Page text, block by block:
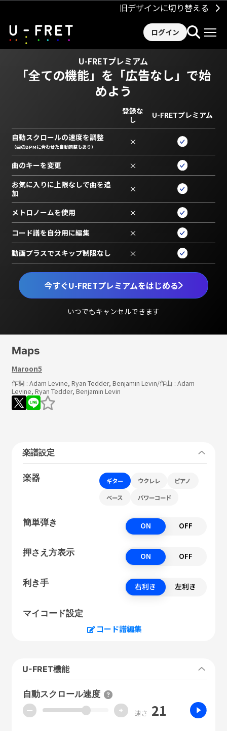
旧デザインに切り替える
ログイン
U-FRETプレミアム
「全ての機能」を 「広告なし」で始
めよう
今すぐU-FRETプレミアムをはじめる
いつでもキャンセルできます
登録な
し
U-FRETプレミアム
自動スクロールの速度を調整
（曲のBPMに合わせた自動調整もあり） ×
曲のキーを変更 ×
お気に入りに上限なしで曲を追
加
×
メトロノームを使用 ×
コード譜を自分用に編集 ×
動画プラスでスキップ制限なし ×
Maps
Maroon5
作詞 : Adam Levine, Ryan Tedder, Benjamin Levin/作曲 : Adam
Levine, Ryan Tedder, Benjamin Levin
楽譜設定
楽器 ギター ウクレレ ピアノ
ベース パワーコード
簡単弾き ON OFF
押さえ方表示 ON OFF
利き手 右利き 左利き
マイコード設定
コード譜編集
U-FRET機能
自動スクロール速度
ー + 速さ 21